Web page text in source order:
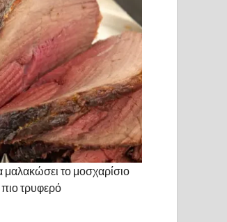
μαλακώσει το μοσχαρίσιο
πιο τρυφερό